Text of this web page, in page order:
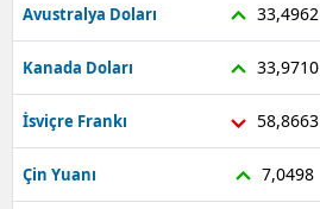
Avustralya Doları 33,4962
Kanada Doları 33,9710
İsviçre Frankı 58,8663
Çin Yuanı 7,0498